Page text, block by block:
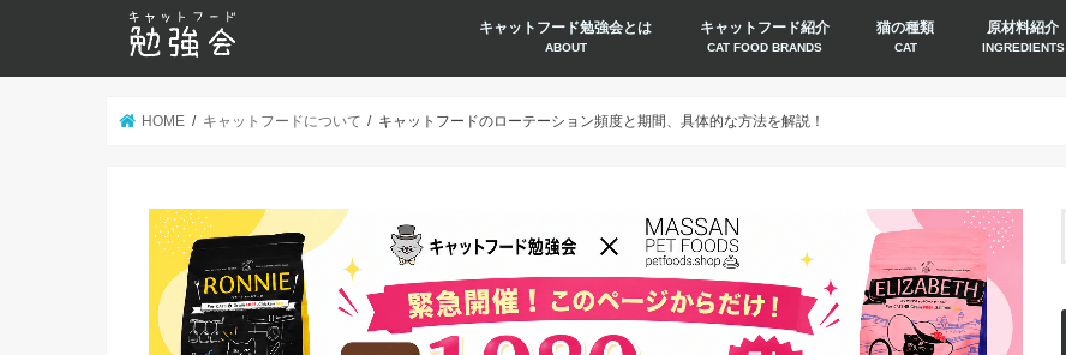
キャットフード勉強会とは
ABOUT
キャットフード紹介
CAT FOOD BRANDS
猫の種類
CAT
原材料紹介
INGREDIENTS
HOME キャットフードについて キャットフードのローテーション頻度と期間、具体的な方法を解説！